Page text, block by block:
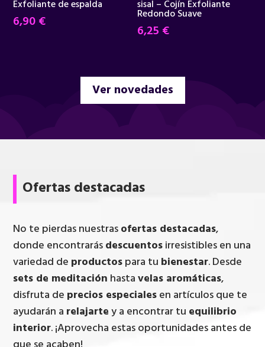
Exfoliante de espalda
6,90€
sisal – Cojín Exfoliante
Redondo Suave
6,25 €
Ver novedades
Ofertas destacadas
No te pierdas nuestrasofertas destacadas,
donde encontrarásdescuentosirresistibles en una
variedad de productospara tu bienestar. Desde
sets de meditación hastavelas aromáticas,
disfruta de precios especialesen artículos que te
ayudarán a relajartey a encontrar tu equilibrio
interior. ¡Aprovecha estas oportunidades antes de